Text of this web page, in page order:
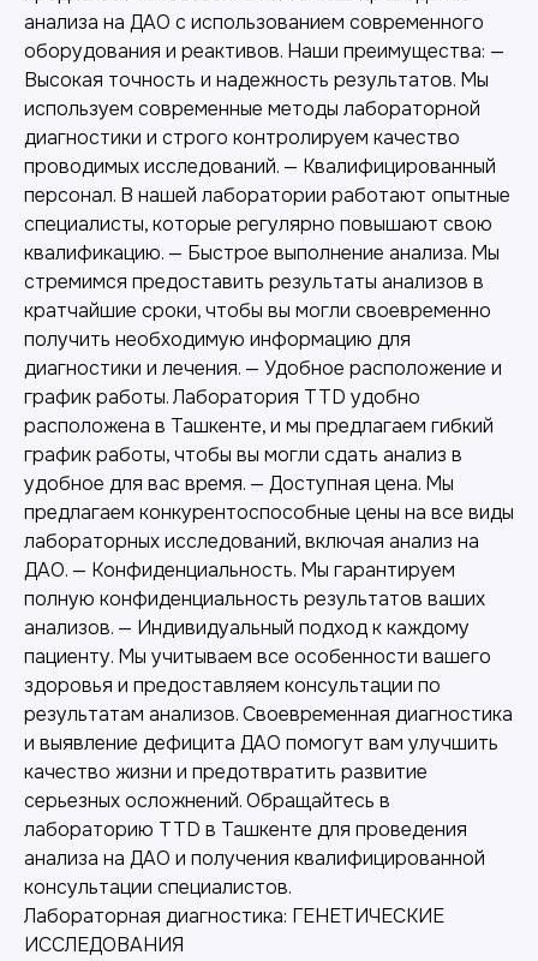
анализа на ДАО с использованием современного
оборудования и реактивов. Наши преимущества: —
Высокая точность и надежность результатов. Мы
используем современные методы лабораторной
диагностики и строго контролируем качество
проводимых исследований. — Квалифицированный
персонал. В нашей лаборатории работают опытные
специалисты, которые регулярно повышают свою
квалификацию. — Быстрое выполнение анализа. Мы
стремимся предоставить результаты анализов в
кратчайшие сроки, чтобы вы могли своевременно
получить необходимую информацию для
диагностики и лечения. — Удобное расположение и
график работы. Лаборатория TTD удобно
расположена в Ташкенте, и мы предлагаем гибкий
график работы, чтобы вы могли сдать анализ в
удобное для вас время. — Доступная цена. Мы
предлагаем конкурентоспособные цены на все виды
лабораторных исследований, включая анализ на
ДАО. — Конфиденциальность. Мы гарантируем
полную конфиденциальность результатов ваших
анализов. — Индивидуальный подход к каждому
пациенту. Мы учитываем все особенности вашего
здоровья и предоставляем консультации по
результатам анализов. Своевременная диагностика
и выявление дефицита ДАО помогут вам улучшить
качество жизни и предотвратить развитие
серьезных осложнений. Обращайтесь в
лабораторию TTD в Ташкенте для проведения
анализа на ДАО и получения квалифицированной
консультации специалистов.
Лабораторная диагностика: ГЕНЕТИЧЕСКИЕ
ИССЛЕДОВАНИЯ
Другие наши услуги
Лабораторная диагностика
Точные анализы для контроля здоровья и
выявления заболеваний.